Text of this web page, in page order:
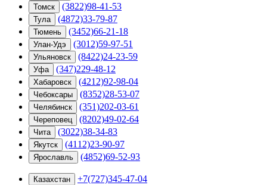
Томск (3822)98-41-53
Тула (4872)33-79-87
Тюмень (3452)66-21-18
Улан-Удэ (3012)59-97-51
Ульяновск (8422)24-23-59
Уфа (347)229-48-12
Хабаровск (4212)92-98-04
Чебоксары (8352)28-53-07
Челябинск (351)202-03-61
Череповец (8202)49-02-64
Чита (3022)38-34-83
Якутск (4112)23-90-97
Ярославль (4852)69-52-93
Казахстан +7(727)345-47-04